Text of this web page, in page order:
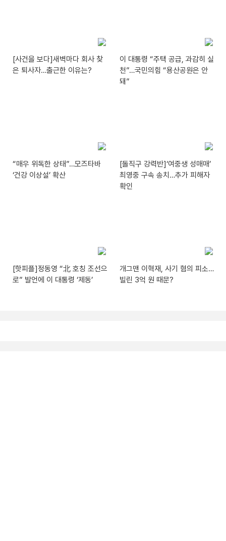
[사건을 보다]새벽마다 회사 찾
은 퇴사자…출근한 이유는?
이 대통령 “주택 공급, 과감히 실
천”…국민의힘 “용산공원은 안
돼”
“매우 위독한 상태”…모즈타바
‘건강 이상설’ 확산
[돌직구 강력반]‘여중생 성매매’
최영중 구속 송치…추가 피해자
확인
[핫피플]정동영 “北 호칭 조선으
로” 발언에 이 대통령 ‘제동’
개그맨 이혁재, 사기 혐의 피소…
빌린 3억 원 때문?